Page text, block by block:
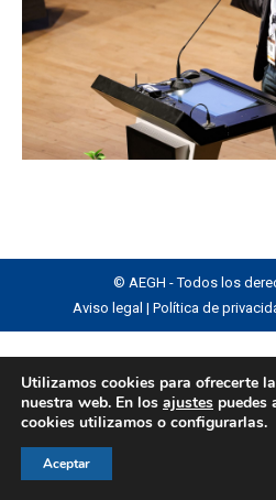
© AEGH - Todos los
Aviso legal | Política de
Utilizamos cookies para ofrecerte
nuestra web. En los ajustes puedes
cookies utilizamos o configurarlas.
Aceptar